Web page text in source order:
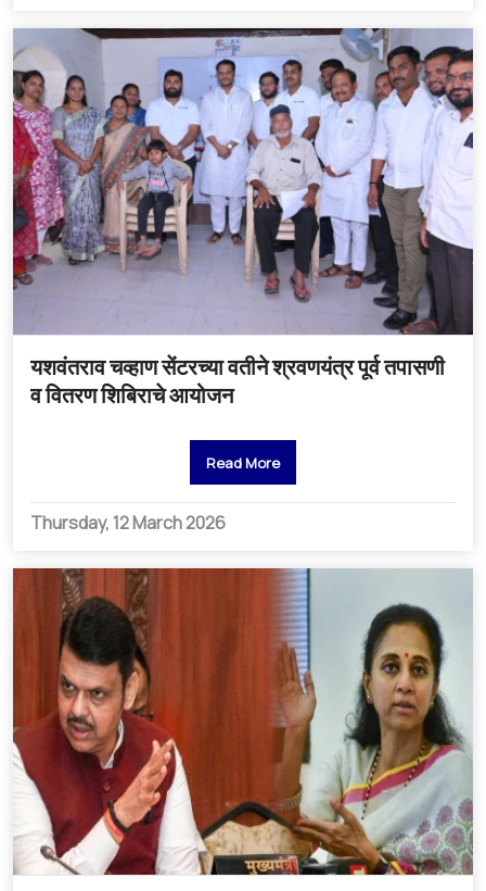
यशवंतराव चव्हाण सेंटरच्या वतीने श्रवणयंत्र पूर्व तपासणी
व वितरण शिबिराचे आयोजन
Read More
Thursday, 12 March 2026